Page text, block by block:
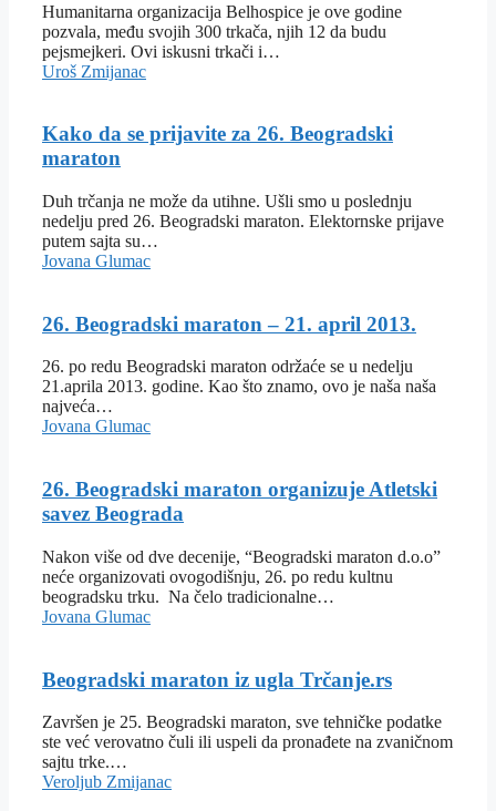
Humanitarna organizacija Belhospice je ove godine
pozvala, među svojih 300 trkača, njih 12 da budu
pejsmejkeri. Ovi iskusni trkači i…
Uroš Zmijanac
Kako da se prijavite za 26. Beogradski
maraton
Duh trčanja ne može da utihne. Ušli smo u poslednju
nedelju pred 26. Beogradski maraton. Elektornske prijave
putem sajta su…
Jovana Glumac
26. Beogradski maraton – 21. april 2013.
26. po redu Beogradski maraton održaće se u nedelju
21.aprila 2013. godine. Kao što znamo, ovo je naša naša
najveća…
Jovana Glumac
26. Beogradski maraton organizuje Atletski
savez Beograda
Nakon više od dve decenije, “Beogradski maraton d.o.o”
neće organizovati ovogodišnju, 26. po redu kultnu
beogradsku trku. Na čelo tradicionalne…
Jovana Glumac
Beogradski maraton iz ugla Trčanje.rs
Završen je 25. Beogradski maraton, sve tehničke podatke
ste već verovatno čuli ili uspeli da pronađete na zvaničnom
sajtu trke.…
Veroljub Zmijanac